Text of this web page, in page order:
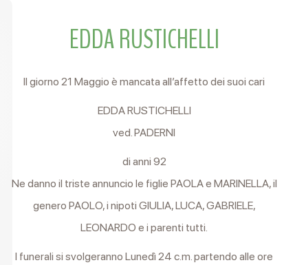
EDDA RUSTICHELLI
Il giorno 21 Maggio è mancata all’affetto dei suoi cari
EDDA RUSTICHELLI
ved. PADERNI
di anni 92
Ne danno il triste annuncio le figlie PAOLA e MARINELLA, il
genero PAOLO, i nipoti GIULIA, LUCA, GABRIELE,
LEONARDO e i parenti tutti.
I funerali si svolgeranno Lunedì 24 c.m. partendo alle ore